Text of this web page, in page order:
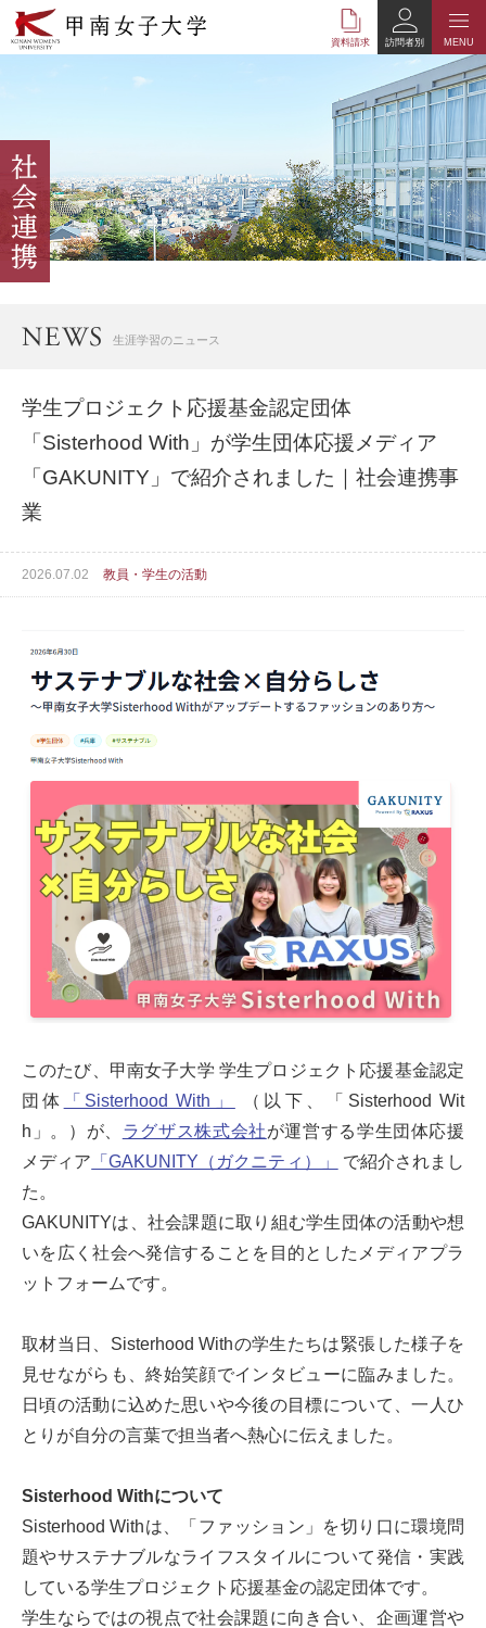
本
文
へ
ナ
ビ
ゲ
ー
シ
ョ
資料請求 MENU
訪問者別
生涯学習のニュース
学生プロジェクト応援基金認定団体
「Sisterhood With」が学生団体応援メディア
「GAKUNITY」で紹介されました｜社会連携事
業
2026.07.02 教員・学生の活動
このたび、甲南女子大学 学生プロジェクト応援基金認定
団体
「Sisterhood With」
（以下、「Sisterhood Wit
h」。）が、 ラグザス株式会社が運営する学生団体応援
メディア 「GAKUNITY（ガクニティ）」
で紹介されまし
た。
GAKUNITYは、社会課題に取り組む学生団体の活動や想
いを広く社会へ発信することを目的としたメディアプラ
ットフォームです。
取材当日、Sisterhood Withの学生たちは緊張した様子を
見せながらも、終始笑顔でインタビューに臨みました。
日頃の活動に込めた思いや今後の目標について、一人ひ
とりが自分の言葉で担当者へ熱心に伝えました。
Sisterhood Withについて
Sisterhood Withは、「ファッション」を切り口に環境問
題やサステナブルなライフスタイルについて発信・実践
している学生プロジェクト応援基金の認定団体です。
学生ならではの視点で社会課題に向き合い、企画運営や